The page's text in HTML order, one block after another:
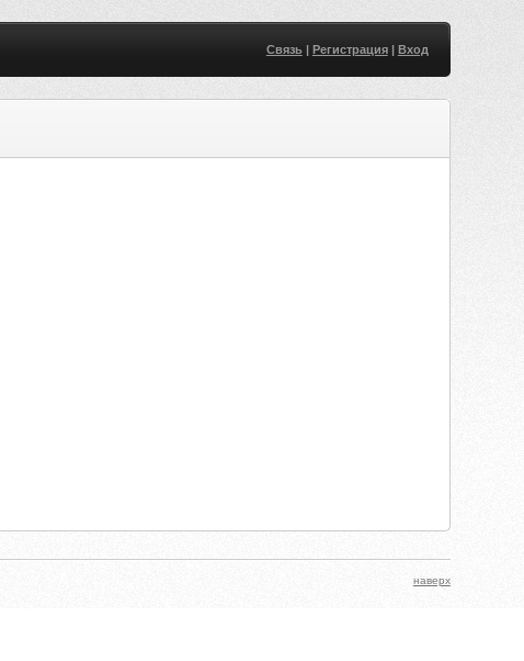
Связь| Регистрация| Вход
наверх